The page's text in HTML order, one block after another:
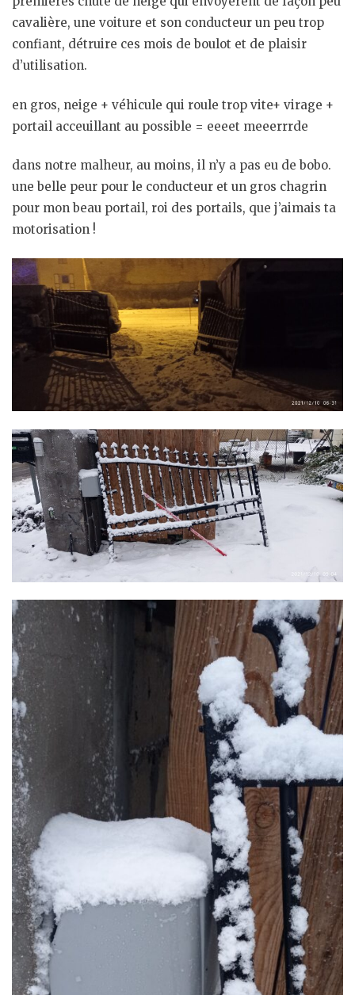
cavalière, une voiture et son conducteur un peu trop
confiant, détruire ces mois de boulot et de plaisir
d’utilisation.
en gros, neige + véhicule qui roule trop vite+ virage +
portail acceuillant au possible = eeeet meeerrrde
dans notre malheur, au moins, il n’y a pas eu de bobo.
une belle peur pour le conducteur et un gros chagrin
pour mon beau portail, roi des portails, que j’aimais ta
motorisation !